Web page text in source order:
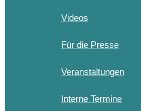
Videos
Für die Presse
Veranstaltungen
Interne Termine